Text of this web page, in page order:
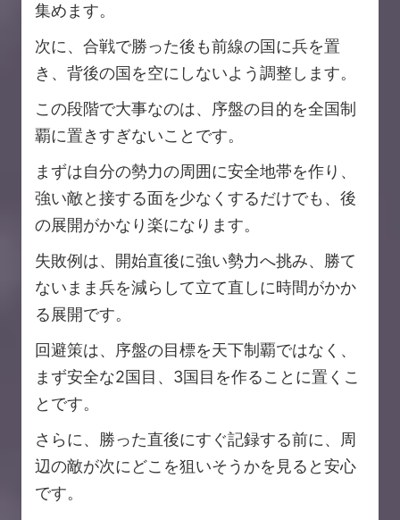
集めます。
次に、合戦で勝った後も前線の国に兵を置
き、背後の国を空にしないよう調整します。
この段階で大事なのは、序盤の目的を全国制
覇に置きすぎないことです。
まずは自分の勢力の周囲に安全地帯を作り、
強い敵と接する面を少なくするだけでも、後
の展開がかなり楽になります。
失敗例は、開始直後に強い勢力へ挑み、勝て
ないまま兵を減らして立て直しに時間がかか
る展開です。
回避策は、序盤の目標を天下制覇ではなく、
まず安全な2国目、3国目を作ることに置くこ
とです。
さらに、勝った直後にすぐ記録する前に、周
辺の敵が次にどこを狙いそうかを見ると安心
です。